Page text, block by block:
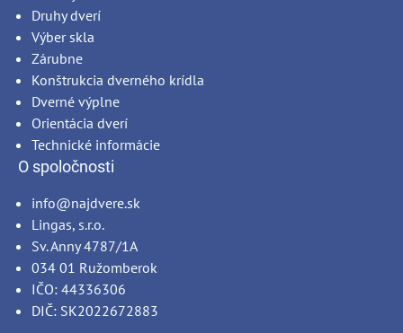
Druhy dverí
Výber skla
Zárubne
Konštrukcia dverného krídla
Dverné výplne
Orientácia dverí
Technické informácie
O spoločnosti
info@najdvere.sk
Lingas, s.r.o.
Sv. Anny 4787/1A
034 01 Ružomberok
IČO: 44336306
DIČ: SK2022672883